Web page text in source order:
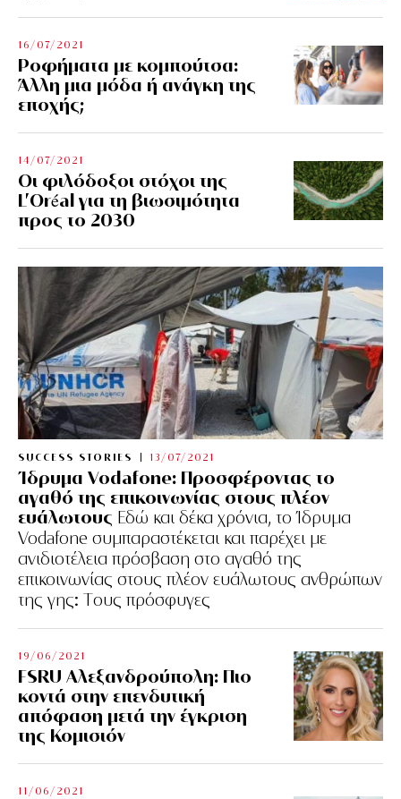
16/07/2021
Ροφήματα με κομπούτσα:
Άλλη μια μόδα ή ανάγκη της
εποχής;
14/07/2021
Οι φιλόδοξοι στόχοι της
L’Oréal για τη βιωσιμότητα
προς το 2030
SUCCESS STORIES 13/07/2021
Ίδρυμα Vodafone: Προσφέροντας το
αγαθό της επικοινωνίας στους πλέον
ευάλωτους Εδώ και δέκα χρόνια, το Ίδρυμα
Vodafone συμπαραστέκεται και παρέχει με
ανιδιοτέλεια πρόσβαση στο αγαθό της
επικοινωνίας στους πλέον ευάλωτους ανθρώπων
της γης: Tους πρόσφυγες
19/06/2021
FSRU Αλεξανδρούπολη: Πιο
κοντά στην επενδυτική
απόφαση μετά την έγκριση
της Κομισιόν
11/06/2021